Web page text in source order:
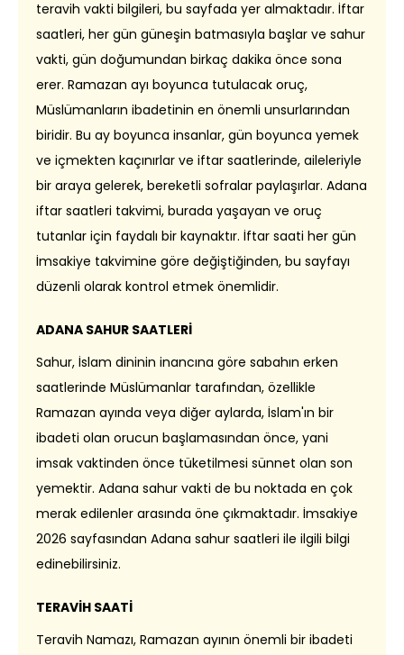
teravih vakti bilgileri, bu sayfada yer almaktadır. İftar
saatleri, her gün güneşin batmasıyla başlar ve sahur
vakti, gün doğumundan birkaç dakika önce sona
erer. Ramazan ayı boyunca tutulacak oruç,
Müslümanların ibadetinin en önemli unsurlarından
biridir. Bu ay boyunca insanlar, gün boyunca yemek
ve içmekten kaçınırlar ve iftar saatlerinde, aileleriyle
bir araya gelerek, bereketli sofralar paylaşırlar. Adana
iftar saatleri takvimi, burada yaşayan ve oruç
tutanlar için faydalı bir kaynaktır. İftar saati her gün
İmsakiye takvimine göre değiştiğinden, bu sayfayı
düzenli olarak kontrol etmek önemlidir.
ADANA SAHUR SAATLERİ
Sahur, İslam dininin inancına göre sabahın erken
saatlerinde Müslümanlar tarafından, özellikle
Ramazan ayında veya diğer aylarda, İslam'ın bir
ibadeti olan orucun başlamasından önce, yani
imsak vaktinden önce tüketilmesi sünnet olan son
yemektir. Adana sahur vakti de bu noktada en çok
merak edilenler arasında öne çıkmaktadır. İmsakiye
2026 sayfasından Adana sahur saatleri ile ilgili bilgi
edinebilirsiniz.
TERAVİH SAATİ
Teravih Namazı, Ramazan ayının önemli bir ibadeti